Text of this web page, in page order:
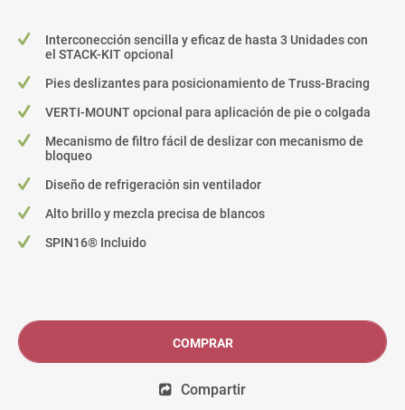
Interconección sencilla y eficaz de hasta 3 Unidades con
el STACK-KIT opcional
Pies deslizantes para posicionamiento de Truss-Bracing
VERTI-MOUNT opcional para aplicación de pie o colgada
Mecanismo de filtro fácil de deslizar con mecanismo de
bloqueo
Diseño de refrigeración sin ventilador
Alto brillo y mezcla precisa de blancos
SPIN16® Incluido
COMPRAR
Compartir